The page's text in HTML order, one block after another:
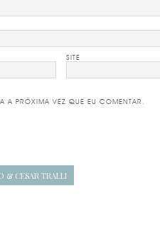
SITE
A PRÓXIMA VEZ QUE EU COMENTAR.
& CESAR TRALLI